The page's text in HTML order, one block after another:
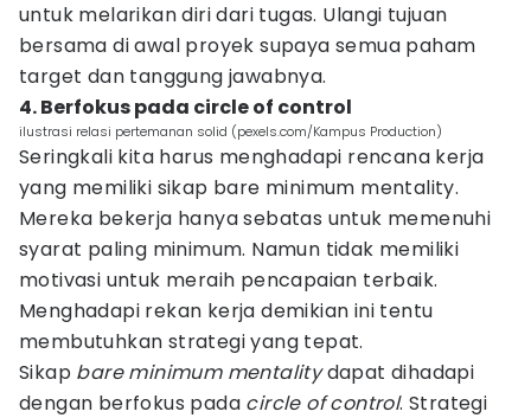
untuk melarikan diri dari tugas. Ulangi tujuan
bersama di awal proyek supaya semua paham
target dan tanggung jawabnya.
4. Berfokus pada circle of control
ilustrasi relasi pertemanan solid (pexels.com/Kampus Production)
Seringkali kita harus menghadapi rencana kerja
yang memiliki sikap bare minimum mentality.
Mereka bekerja hanya sebatas untuk memenuhi
syarat paling minimum. Namun tidak memiliki
motivasi untuk meraih pencapaian terbaik.
Menghadapi rekan kerja demikian ini tentu
membutuhkan strategi yang tepat.
Sikap bare minimum mentalitydapat dihadapi
dengan berfokus pada circle of control. Strategi